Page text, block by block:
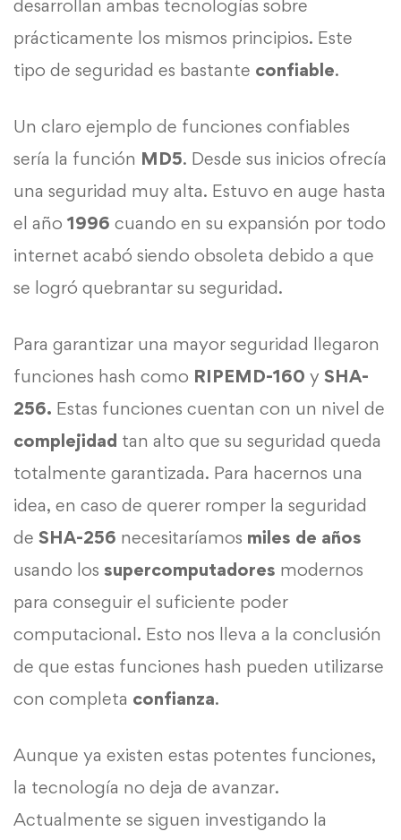
desarrollan ambas tecnologías sobre
prácticamente los mismos principios. Este
tipo de seguridad es bastante confiable.
Un claro ejemplo de funciones confiables
sería la función MD5. Desde sus inicios ofrecía
una seguridad muy alta. Estuvo en auge hasta
el año 1996 cuando en su expansión por todo
internet acabó siendo obsoleta debido a que
se logró quebrantar su seguridad.
Para garantizar una mayor seguridad llegaron
funciones hash como RIPEMD-160 y SHA-
256. Estas funciones cuentan con un nivel de
complejidad tan alto que su seguridad queda
totalmente garantizada. Para hacernos una
idea, en caso de querer romper la seguridad
de SHA-256 necesitaríamos miles de años
usando los supercomputadores modernos
para conseguir el suficiente poder
computacional. Esto nos lleva a la conclusión
de que estas funciones hash pueden utilizarse
con completa confianza.
Aunque ya existen estas potentes funciones,
la tecnología no deja de avanzar.
Actualmente se siguen investigando la